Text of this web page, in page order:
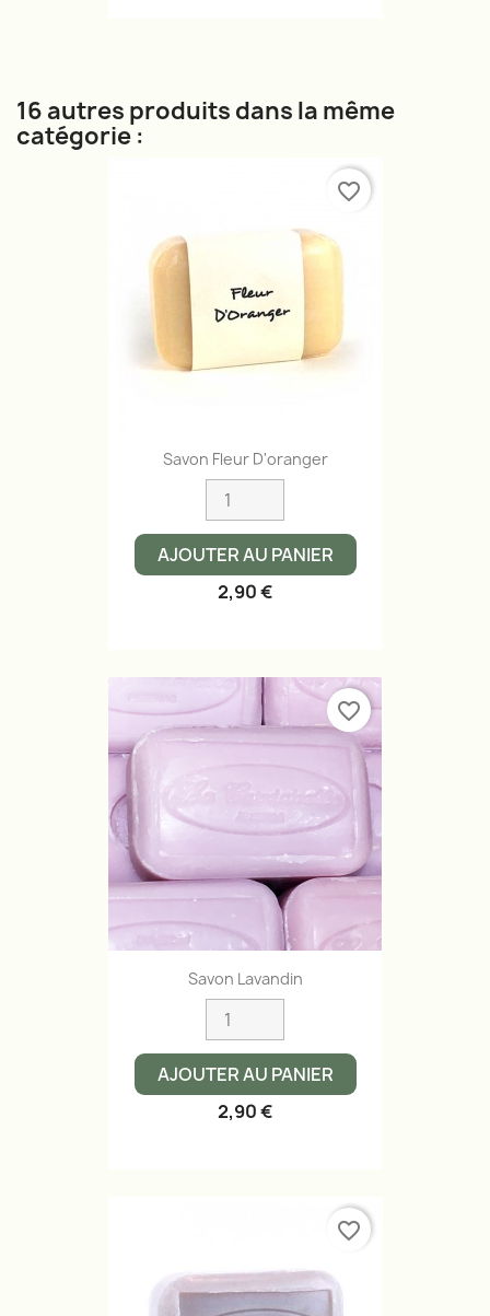
16 autres produits dans la même
catégorie :
Savon Fleur D'oranger
AJOUTER AU PANIER
2,90 €
favorite_border
Savon Lavandin
AJOUTER AU PANIER
2,90 €
favorite_border
favorite_border